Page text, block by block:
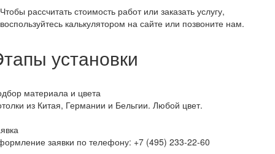
Чтобы рассчитать стоимость работ или заказать услугу,
воспользуйтесь калькулятором на сайте или позвоните нам.
установки
материала и цвета
из Китая, Германии и Бельгии. Любой цвет.
заявки по телефону: +7 (495) 233-22-60